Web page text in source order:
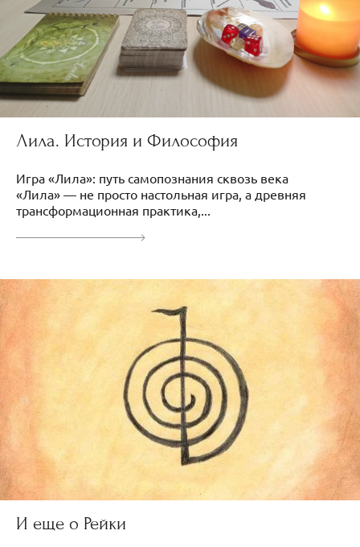
Лила. История и Философия
Игра «Лила»: путь самопознания сквозь века
«Лила» — не просто настольная игра, а древняя
трансформационная практика,...
И еще о Рейки